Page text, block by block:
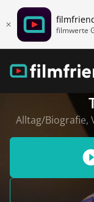
filmwerte
Alltag/Biografie,